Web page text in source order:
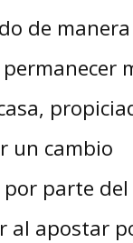
de manera
un cambio
parte del
al apostar